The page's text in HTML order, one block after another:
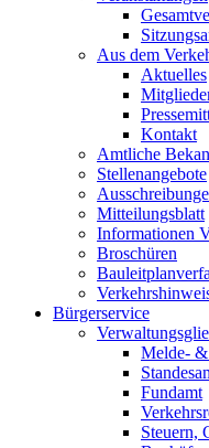
Aus dem
Aktuelles
Kontakt
Amtliche
Stellenangebote
Mitteilungsblatt
Informationen
Broschüren
Bürgerservice
Melde- &
Fundamt
Steuern,